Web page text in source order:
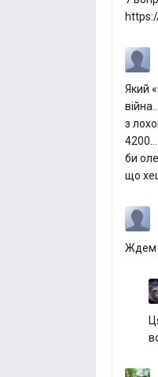
Який
з
4200…
би
що
Ждем